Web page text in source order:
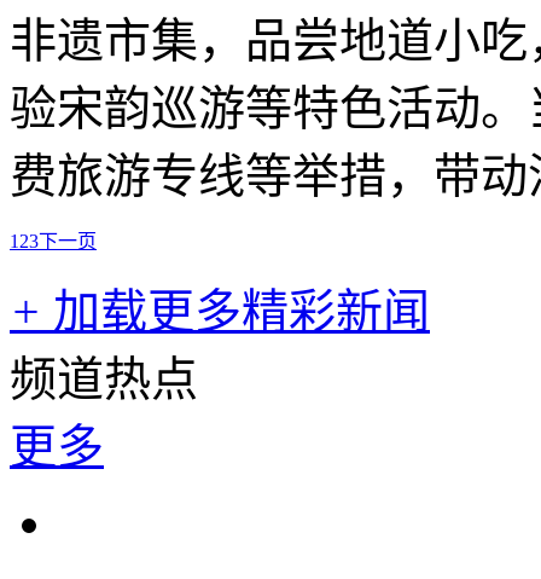
非遗市集，品尝地道小
验宋韵巡游等特色活动
费旅游专线等举措，带
1 23下一页
+ 加载更多精彩新闻
频道热点
更多